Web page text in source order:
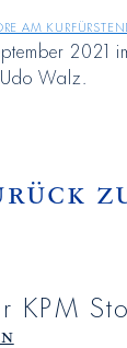
am
2021
Walz.
KPM